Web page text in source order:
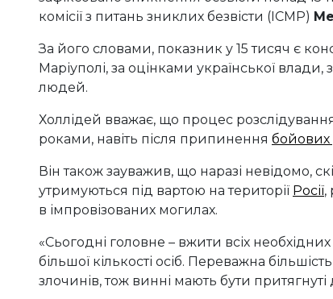
комісії з питань зниклих безвісти (ICMP)
За його словами, показник у 15 тисяч є
Маріуполі, за оцінками української
людей.
Холлідей вважає, що процес
роками, навіть після припинення бойових
Він також зауважив, що наразі невідомо,
утримуються під вартою на території Росії,
в імпровізованих могилах.
«Сьогодні головне – вжити всіх
більшої кількості осіб. Переважна
злочинів, тож винні мають бути